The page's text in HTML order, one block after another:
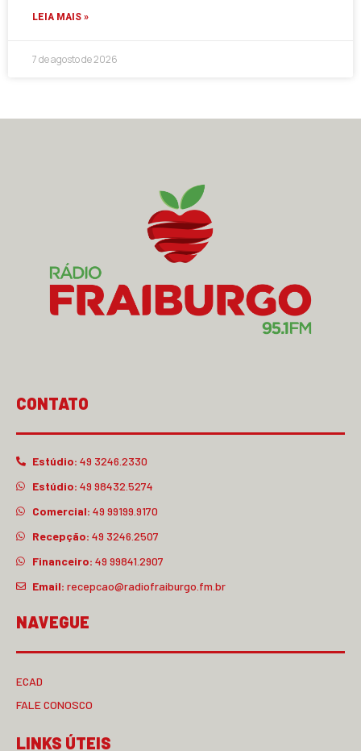
LEIA MAIS »
7 de agosto de 2026
CONTATO
Estúdio: 49 3246.2330
Estúdio: 49 98432.5274
Comercial: 49 99199.9170
Recepção: 49 3246.2507
Financeiro: 49 99841.2907
Email: recepcao@radiofraiburgo.fm.br
NAVEGUE
ECAD
FALE CONOSCO
LINKS ÚTEIS